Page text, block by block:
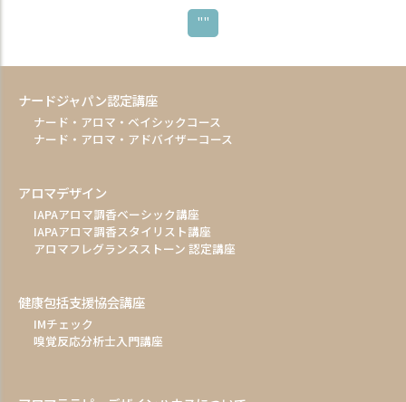
""
ナードジャパン認定講座
ナード・アロマ・ベイシックコース
ナード・アロマ・アドバイザーコース
アロマデザイン
IAPAアロマ調香ベーシック講座
IAPAアロマ調香スタイリスト講座
アロマフレグランスストーン 認定講座
健康包括支援協会講座
IMチェック
嗅覚反応分析士入門講座